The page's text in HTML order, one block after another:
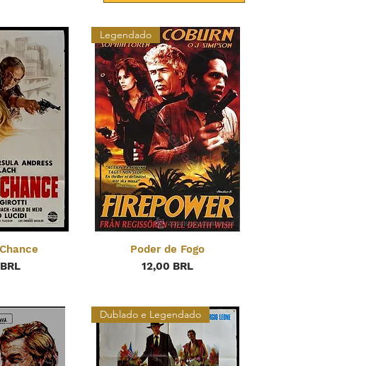
Legendado
Poder de Fogo
Precio
12,00 BRL
Dublado e Legendado